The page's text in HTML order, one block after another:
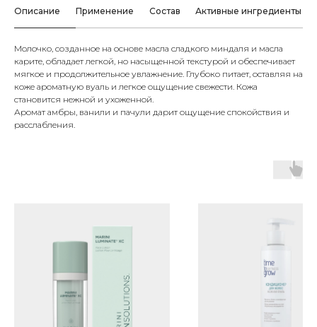
Описание Применение Состав Активные ингредиенты
Молочко, созданное на основе масла сладкого миндаля и масла
карите, обладает легкой, но насыщенной текстурой и обеспечивает
мягкое и продолжительное увлажнение. Глубоко питает, оставляя на
коже ароматную вуаль и легкое ощущение свежести. Кожа
становится нежной и ухоженной.
Аромат амбры, ванили и пачули дарит ощущение спокойствия и
расслабления.